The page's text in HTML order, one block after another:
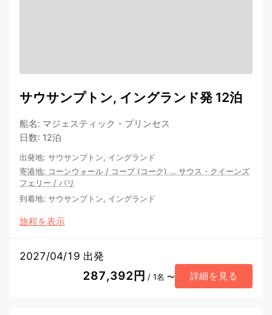
サウサンプトン, イングランド発 12泊
船名: マジェスティック・プリンセス
日数: 12泊
出発地: サウサンプトン, イングランド
寄港地: コーンウォール / コーブ (コーク) … サウス・クイーンズ
フェリー / パリ
到着地: サウサンプトン, イングランド
旅程を表示
2027/04/19 出発
287,392円 / 1名 〜 詳細を見る